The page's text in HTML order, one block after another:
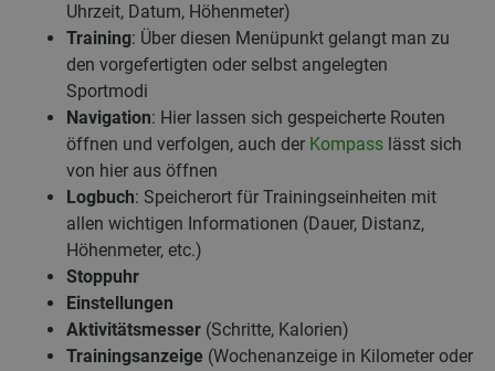
Uhrzeit, Datum, Höhenmeter)
Training: Über diesen Menüpunkt gelangt man zu
den vorgefertigten oder selbst angelegten
Sportmodi
Navigation: Hier lassen sich gespeicherte Routen
öffnen und verfolgen, auch der Kompass lässt sich
von hier aus öffnen
Logbuch: Speicherort für Trainingseinheiten mit
allen wichtigen Informationen (Dauer, Distanz,
Höhenmeter, etc.)
Stoppuhr
Einstellungen
Aktivitätsmesser (Schritte, Kalorien)
Trainingsanzeige (Wochenanzeige in Kilometer oder